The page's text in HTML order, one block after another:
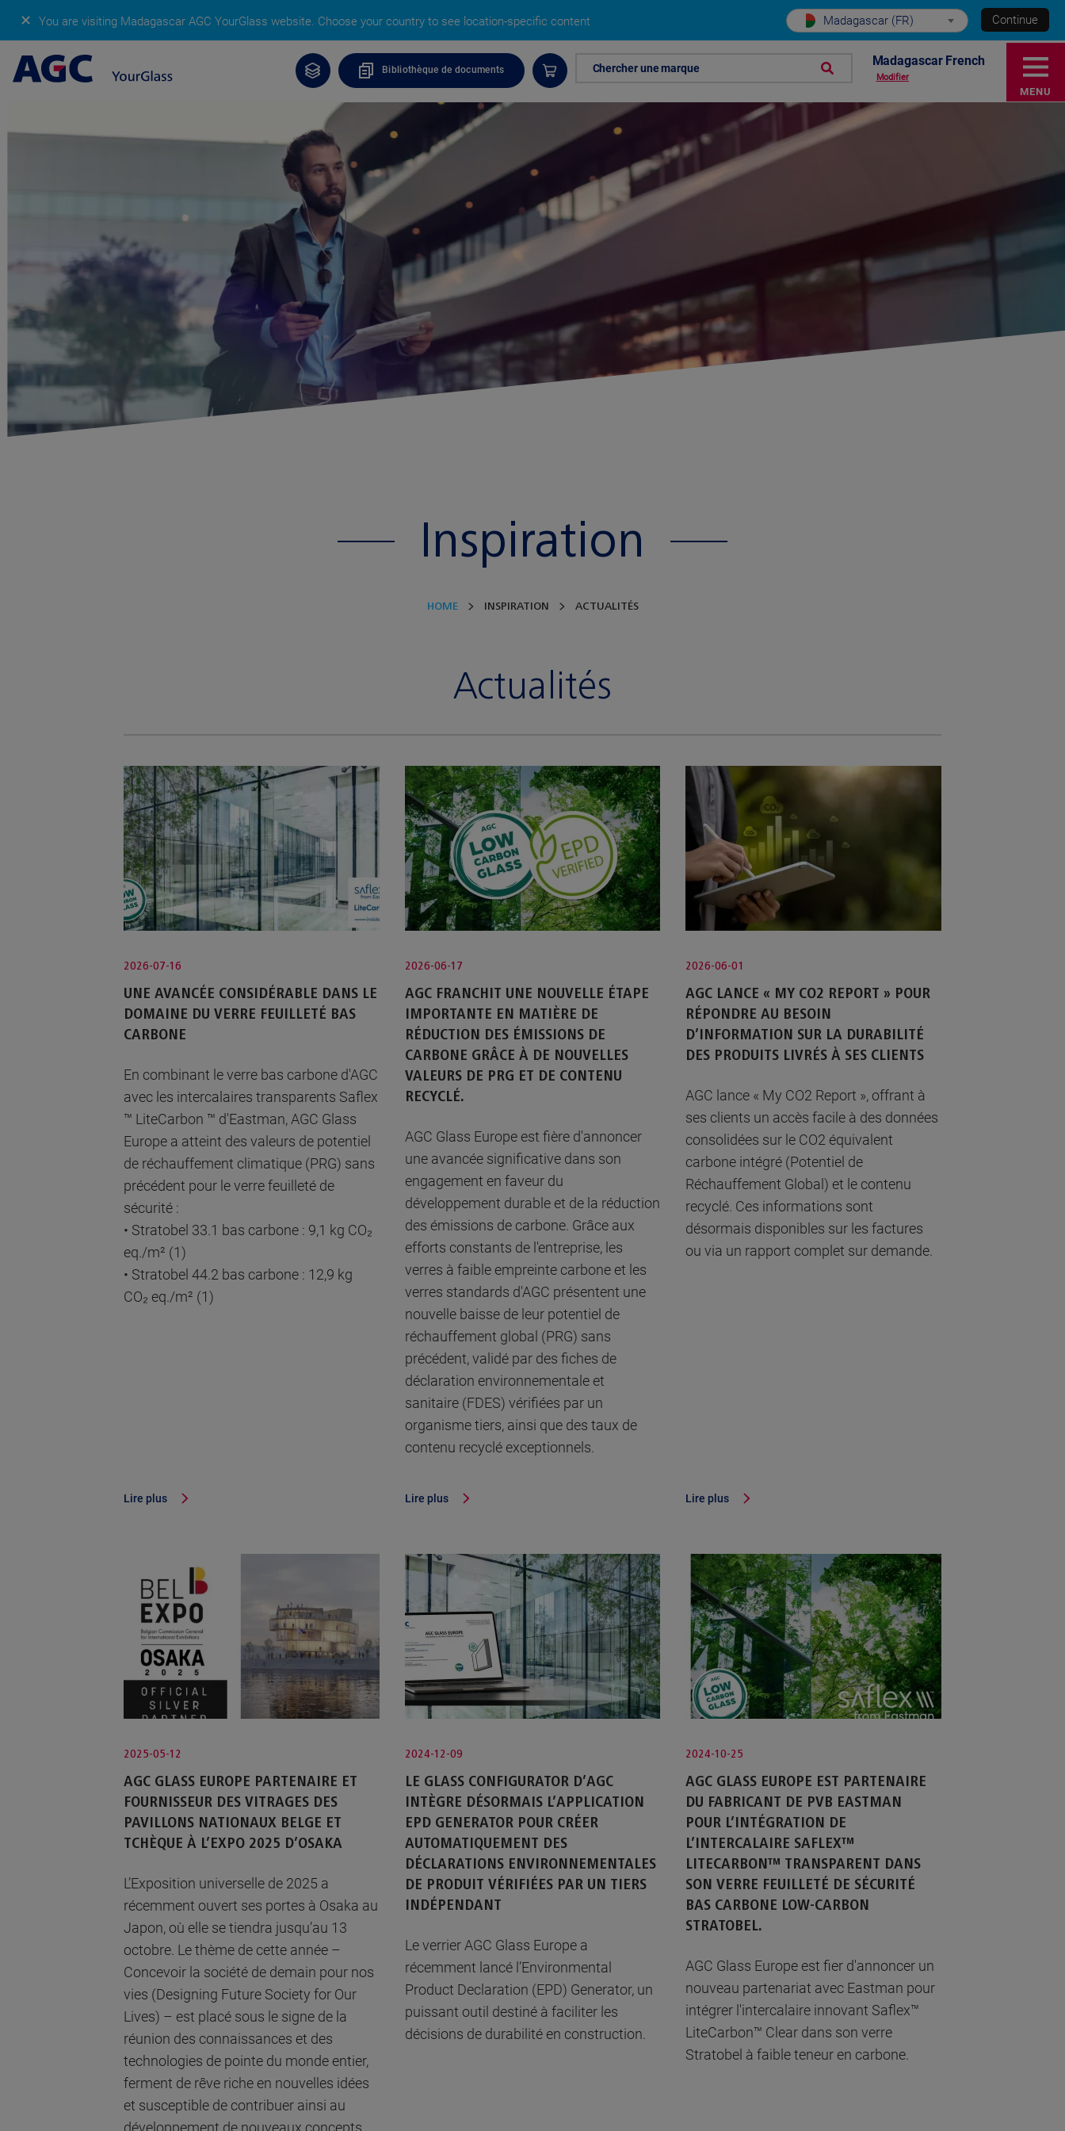
✕ You are visiting Madagascar AGC YourGlass website. Choose your country to see location-specific content Madagascar (FR) Continue
Bibliothèque de documents Chercher une marque Madagascar French
Modifier
MENU
Inspiration
HOME INSPIRATION ACTUALITÉS
Actualités
2026-07-16
UNE AVANCÉE CONSIDÉRABLE DANS LE
DOMAINE DU VERRE FEUILLETÉ BAS
CARBONE
En combinant le verre bas carbone d'AGC
avec les intercalaires transparents Saflex
™ LiteCarbon ™ d'Eastman, AGC Glass
Europe a atteint des valeurs de potentiel
de réchauffement climatique (PRG) sans
précédent pour le verre feuilleté de
sécurité :
• Stratobel 33.1 bas carbone : 9,1 kg CO₂
eq./m² (1)
• Stratobel 44.2 bas carbone : 12,9 kg
CO₂ eq./m² (1)
Lire plus
2026-06-17
AGC FRANCHIT UNE NOUVELLE ÉTAPE
IMPORTANTE EN MATIÈRE DE
RÉDUCTION DES ÉMISSIONS DE
CARBONE GRÂCE À DE NOUVELLES
VALEURS DE PRG ET DE CONTENU
RECYCLÉ.
AGC Glass Europe est fière d'annoncer
une avancée significative dans son
engagement en faveur du
développement durable et de la réduction
des émissions de carbone. Grâce aux
efforts constants de l'entreprise, les
verres à faible empreinte carbone et les
verres standards d'AGC présentent une
nouvelle baisse de leur potentiel de
réchauffement global (PRG) sans
précédent, validé par des fiches de
déclaration environnementale et
sanitaire (FDES) vérifiées par un
organisme tiers, ainsi que des taux de
contenu recyclé exceptionnels.
Lire plus
2026-06-01
AGC LANCE « MY CO2 REPORT » POUR
RÉPONDRE AU BESOIN
D’INFORMATION SUR LA DURABILITÉ
DES PRODUITS LIVRÉS À SES CLIENTS
AGC lance « My CO2 Report », offrant à
ses clients un accès facile à des données
consolidées sur le CO2 équivalent
carbone intégré (Potentiel de
Réchauffement Global) et le contenu
recyclé. Ces informations sont
désormais disponibles sur les factures
ou via un rapport complet sur demande.
Lire plus
2025-05-12
AGC GLASS EUROPE PARTENAIRE ET
FOURNISSEUR DES VITRAGES DES
PAVILLONS NATIONAUX BELGE ET
TCHÈQUE À L’EXPO 2025 D’OSAKA
L’Exposition universelle de 2025 a
récemment ouvert ses portes à Osaka au
Japon, où elle se tiendra jusqu’au 13
octobre. Le thème de cette année –
Concevoir la société de demain pour nos
vies (Designing Future Society for Our
Lives) – est placé sous le signe de la
réunion des connaissances et des
technologies de pointe du monde entier,
ferment de rêve riche en nouvelles idées
et susceptible de contribuer ainsi au
développement de nouveaux concepts
2024-12-09
LE GLASS CONFIGURATOR D’AGC
INTÈGRE DÉSORMAIS L’APPLICATION
EPD GENERATOR POUR CRÉER
AUTOMATIQUEMENT DES
DÉCLARATIONS ENVIRONNEMENTALES
DE PRODUIT VÉRIFIÉES PAR UN TIERS
INDÉPENDANT
Le verrier AGC Glass Europe a
récemment lancé l’Environmental
Product Declaration (EPD) Generator, un
puissant outil destiné à faciliter les
décisions de durabilité en construction.
2024-10-25
AGC GLASS EUROPE EST PARTENAIRE
DU FABRICANT DE PVB EASTMAN
POUR L’INTÉGRATION DE
L’INTERCALAIRE SAFLEX™
LITECARBON™ TRANSPARENT DANS
SON VERRE FEUILLETÉ DE SÉCURITÉ
BAS CARBONE LOW-CARBON
STRATOBEL.
AGC Glass Europe est fier d'annoncer un
nouveau partenariat avec Eastman pour
intégrer l'intercalaire innovant Saflex™
LiteCarbon™ Clear dans son verre
Stratobel à faible teneur en carbone.